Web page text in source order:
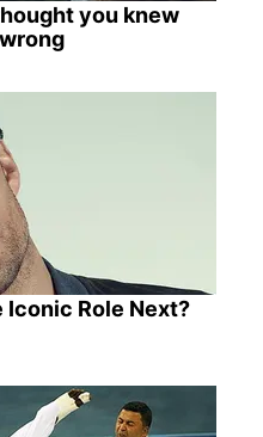
you knew
Iconic Role Next?